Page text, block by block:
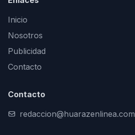
Inicio
Nosotros
Publicidad
Contacto
Contacto
redaccion@huarazenlinea.com